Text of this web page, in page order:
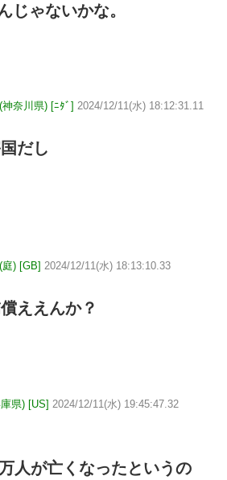
じゃないかな。
奈川県) [ﾆﾀﾞ] 2024/12/11(水) 18:12:31.11
だし
) [GB] 2024/12/11(水) 18:13:10.33
ええんか？
県) [US] 2024/12/11(水) 19:45:47.32
人が亡くなったというの